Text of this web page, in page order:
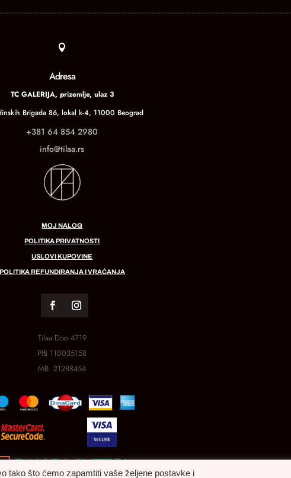

Adresa
TC GALERIJA, prizemlje, ulaz 3
Brigada 86, lokal k-4, 11000 Beograd
+381 64 854 2980
info@tilaa.rs
MOJ NALOG
POLITIKA PRIVATNOSTI
USLOVI KUPOVINE
POLITIKA REFUNDIRANJA I VRAĆANJA
Tilaa Doo 4719
PIB 110035158
MB:21288454
tako što ćemo zapamtiti vaše željene postavke i